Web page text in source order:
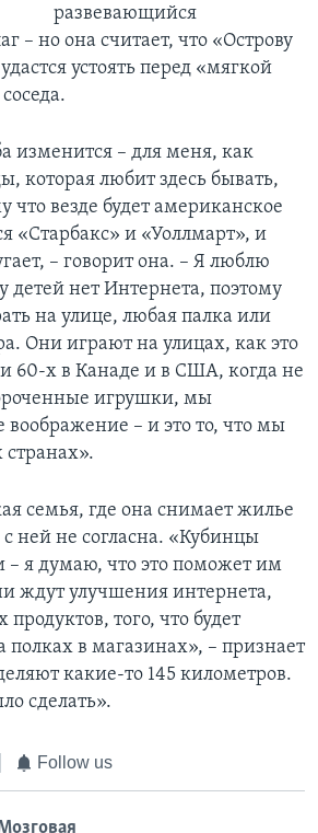
развевающийся
– но она считает, что «Острову
устоять перед «мягкой
изменится – для меня, как
которая любит здесь бывать,
что везде будет американское
«Старбакс» и «Уоллмарт», и
– говорит она. – Я люблю
детей нет Интернета, поэтому
на улице, любая палка или
Они играют на улицах, как это
60-х в Канаде и в США, когда не
игрушки, мы
воображение – и это то, что мы
семья, где она снимает жилье
ней не согласна. «Кубинцы
– я думаю, что это поможет им
ждут улучшения интернета,
того, что будет
полках в магазинах», – признает
какие-то 145 километров.
сделать».
Follow us